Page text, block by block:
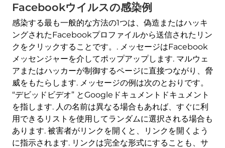
Facebookウイルスの感染例
感染する最も一般的な方法の1つは、偽造またはハッキ
ングされたFacebookプロファイルから送信されたリン
クをクリックすることです。. メッセージはFacebook
メッセンジャーを介してポップアップします. マルウェ
アまたはハッカーが制御するページに直接つながり、脅
威をもたらします. メッセージの例は次のとおりです。
“デビッドビデオ” とGoogleドキュメントドキュメント
を指します. 人の名前は異なる場合もあれば、すぐに利
用できるリストを使用してランダムに選択される場合も
あります. 被害者がリンクを開くと、リンクを開くよう
に指示されます. リンクは完全な形式にすることも、サ